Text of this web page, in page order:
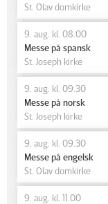
St. Olav domkirke
9. aug. kl. 08.00
Messe på spansk
St. Joseph kirke
9. aug. kl. 09.30
Messe på norsk
St. Joseph kirke
9. aug. kl. 09.30
Messe på engelsk
St. Olav domkirke
9. aug. kl. 11.00